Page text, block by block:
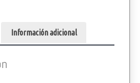
Información adicional